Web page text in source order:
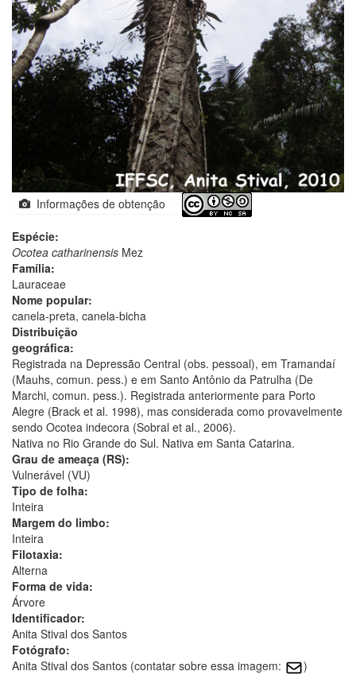
Informações de obtenção
Espécie:
Ocotea catharinensis Mez
Família:
Lauraceae
Nome popular:
canela-preta, canela-bicha
Distribuição
geográfica:
Registrada na Depressão Central (obs. pessoal), em Tramandaí
(Mauhs, comun. pess.) e em Santo Antônio da Patrulha (De
Marchi, comun. pess.). Registrada anteriormente para Porto
Alegre (Brack et al. 1998), mas considerada como provavelmente
sendo Ocotea indecora (Sobral et al., 2006).
Nativa no Rio Grande do Sul. Nativa em Santa Catarina.
Grau de ameaça (RS):
Vulnerável (VU)
Tipo de folha:
Inteira
Margem do limbo:
Inteira
Filotaxia:
Alterna
Forma de vida:
Árvore
Identificador:
Anita Stival dos Santos
Fotógrafo:
Anita Stival dos Santos (contatar sobre essa imagem:
)